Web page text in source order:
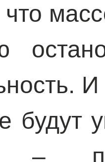
что
будут
–